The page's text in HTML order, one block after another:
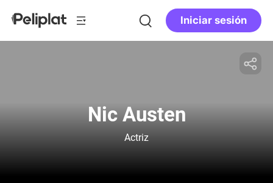
Iniciar sesión
Nic Austen
Actriz